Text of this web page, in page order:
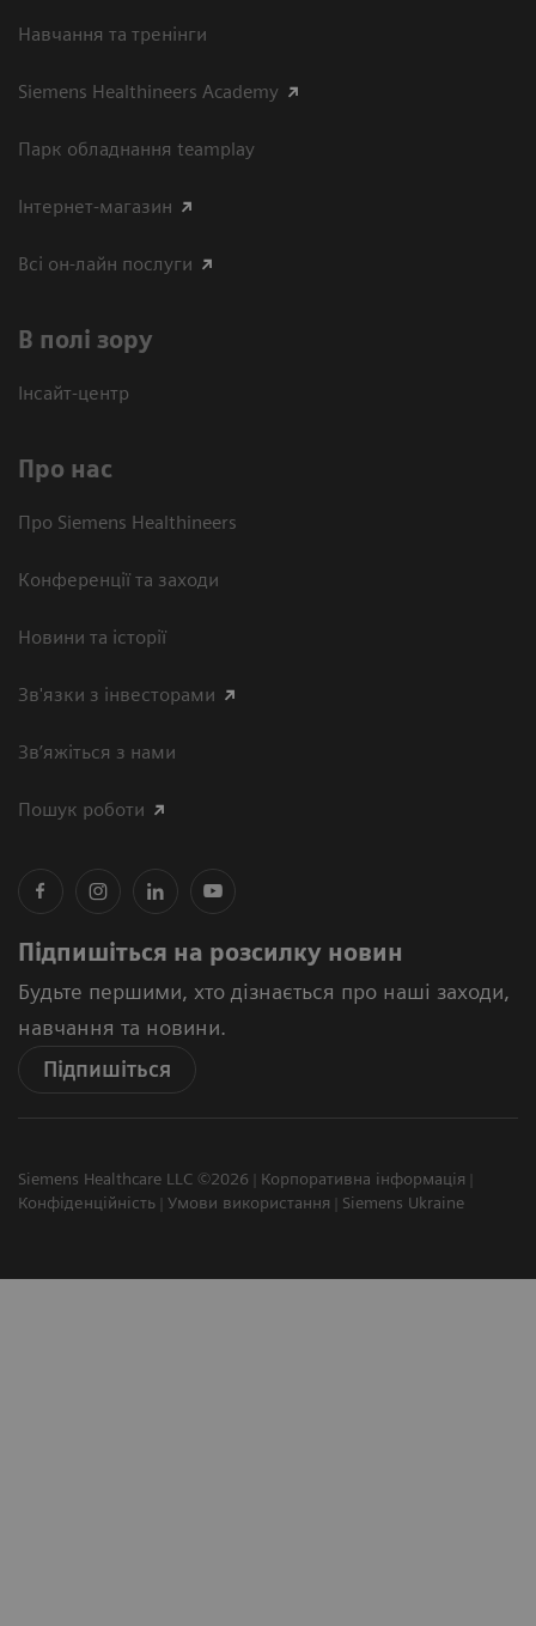
Навчання та тренінги
Siemens Healthineers Academy
Парк обладнання teamplay
Інтернет-магазин
Всі он-лайн послуги
В полі зору
Інсайт-центр
Про нас
Про Siemens Healthineers
Конференції та заходи
Новини та історії
Зв'язки з інвесторами
Зв’яжіться з нами
Пошук роботи
Підпишіться на розсилку новин
Будьте першими, хто дізнається про наші заходи,
навчання та новини.
Підпишіться
Siemens Healthcare LLC ©2026
Корпоративна інформація
Конфіденційність
Умови використання Siemens Ukraine